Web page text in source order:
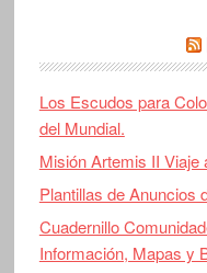
Los Escudos para
del Mundial.
Misión Artemis II Viaje
Plantillas de Anuncios
Cuadernillo
Información, Mapas y